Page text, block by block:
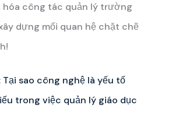
hóa công tác quản lý trường
dựng mối quan hệ chặt chẽ
Tại sao công nghệ là yếu tố
trong việc quản lý giáo dục